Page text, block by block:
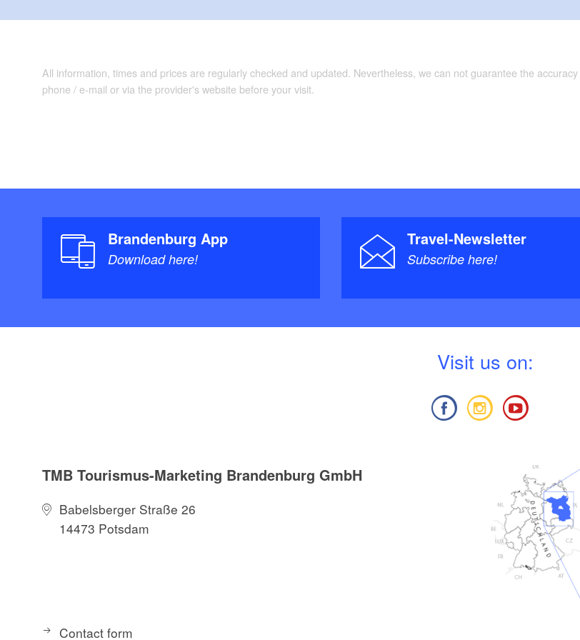
All information, times and prices are regularly checked and updated. Nevertheless, we can not guarantee the
phone / e-mail or via the provider's website before your visit.
Brandenburg App
Download here!
Travel-Newsletter
Subscribe here!
Visit us on:
TMB Tourismus-Marketing Brandenburg GmbH
Babelsberger Straße 26
14473 Potsdam
Contact form